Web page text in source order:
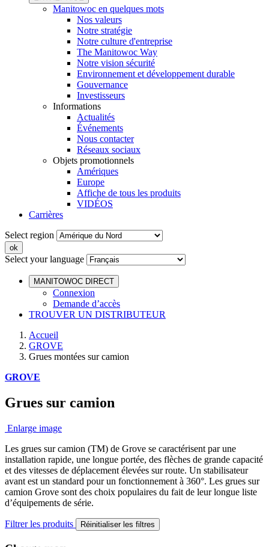
Manitowoc en quelques mots
Nos valeurs
Notre stratégie
Notre culture d'entreprise
The Manitowoc Way
Notre vision sécurité
Environnement et développement durable
Gouvernance
Investisseurs
Informations
Actualités
Événements
Nous contacter
Réseaux sociaux
Objets promotionnels
Amériques
Europe
Affiche de tous les produits
VIDÉOS
Carrières
Select region
Select your language
MANITOWOC DIRECT
Connexion
Demande d’accès
TROUVER UN DISTRIBUTEUR
Accueil
GROVE
Grues montées sur camion
GROVE
Grues sur camion
Enlarge image
Les grues sur camion (TM) de Grove se caractérisent par une
installation rapide, une longue portée, des flèches de grande capacité
et des vitesses de déplacement élevées sur route. Un stabilisateur
avant est un standard pour un fonctionnement à 360°. Les grues sur
camion Grove sont des choix populaires du fait de leur longue liste
d’équipements de série.
Filtrer les produits Réinitialiser les filtres